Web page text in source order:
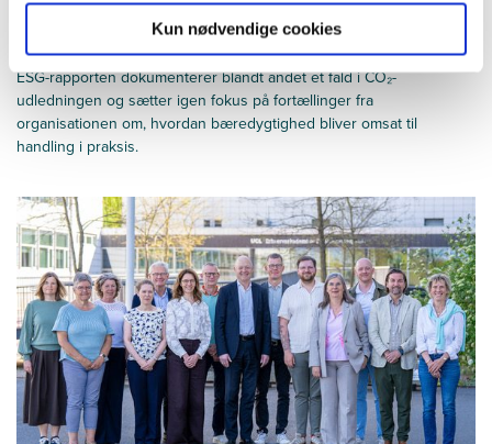
Kun nødvendige cookies
09.06.2026
UCL udgiver ESG-rapport for 2025
ESG-rapporten dokumenterer blandt andet et fald i CO₂-
udledningen og sætter igen fokus på fortællinger fra
organisationen om, hvordan bæredygtighed bliver omsat til
handling i praksis.